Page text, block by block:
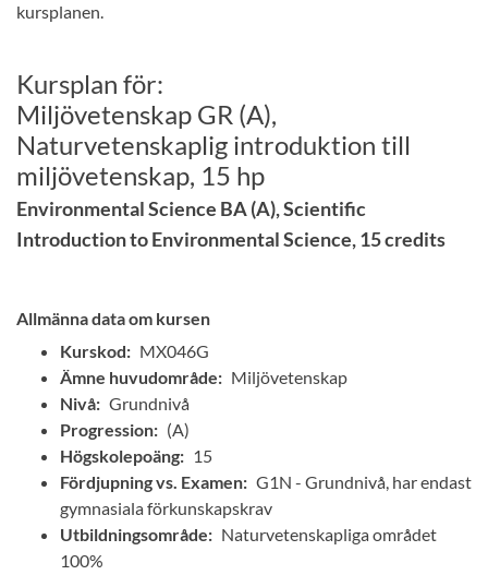
kursplanen.
Kursplan för:
Miljövetenskap GR (A),
Naturvetenskaplig introduktion till
miljövetenskap, 15 hp
Environmental Science BA (A), Scientific
Introduction to Environmental Science, 15 credits
Allmänna data om kursen
Kurskod: MX046G
Ämne huvudområde: Miljövetenskap
Nivå: Grundnivå
Progression: (A)
Högskolepoäng: 15
Fördjupning vs. Examen: G1N - Grundnivå, har endast
gymnasiala förkunskapskrav
Utbildningsområde: Naturvetenskapliga området
100%